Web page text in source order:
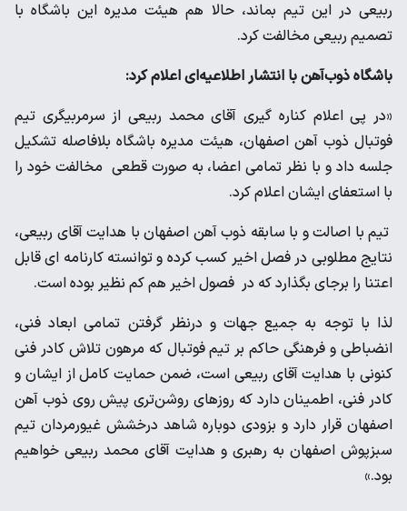
ربیعی در این تیم بماند، حالا هم هیئت مدیره این باشگاه با
تصمیم ربیعی مخالفت کرد.
باشگاه ذوب‌آهن با انتشار اطلاعیه‌ای اعلام کرد:
«در پی اعلام کناره گیری آقای محمد ربیعی از سرمربیگری تیم
فوتبال ذوب آهن اصفهان، هیئت مدیره باشگاه بلافاصله تشکیل
جلسه داد و با نظر تمامی اعضا، به صورت قطعی مخالفت خود را
با استعفای ایشان اعلام کرد.
تیم با اصالت و با سابقه ذوب آهن اصفهان با هدایت آقای ربیعی،
نتایج مطلوبی در فصل اخیر کسب کرده و توانسته کارنامه ای قابل
اعتنا را برجای بگذارد که در فصول اخیر هم کم نظیر بوده است.
لذا با توجه به جمیع جهات و درنظر گرفتن تمامی ابعاد فنی،
انضباطی و فرهنگی حاکم بر تیم فوتبال که مرهون تلاش کادر فنی
کنونی با هدایت آقای ربیعی است، ضمن حمایت کامل از ایشان و
کادر فنی، اطمینان دارد که روزهای روشن‌تری پیش روی ذوب آهن
اصفهان قرار دارد و بزودی دوباره شاهد درخشش غیورمردان تیم
سبزپوش اصفهان به رهبری و هدایت آقای محمد ربیعی خواهیم
بود.»